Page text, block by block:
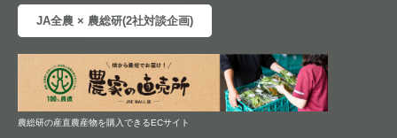
JA全農 × 農総研(2社対談企画)
農総研の産直農産物を購入できるECサイト